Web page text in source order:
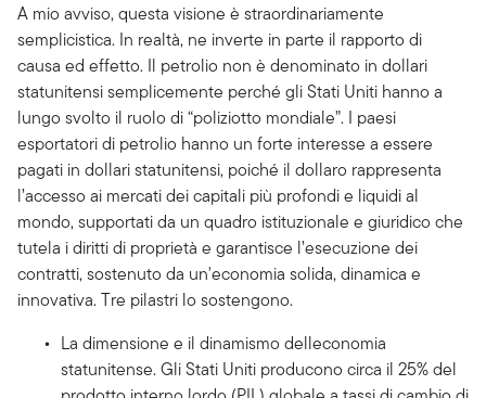
A mio avviso, questa visione è straordinariamente
semplicistica. In realtà, ne inverte in parte il rapporto di
causa ed effetto. Il petrolio non è denominato in dollari
statunitensi semplicemente perché gli Stati Uniti hanno a
lungo svolto il ruolo di “poliziotto mondiale”. I paesi
esportatori di petrolio hanno un forte interesse a essere
pagati in dollari statunitensi, poiché il dollaro rappresenta
l’accesso ai mercati dei capitali più profondi e liquidi al
mondo, supportati da un quadro istituzionale e giuridico che
tutela i diritti di proprietà e garantisce l’esecuzione dei
contratti, sostenuto da un'economia solida, dinamica e
innovativa. Tre pilastri lo sostengono.
La dimensione e il dinamismo delleconomia
statunitense. Gli Stati Uniti producono circa il 25% del